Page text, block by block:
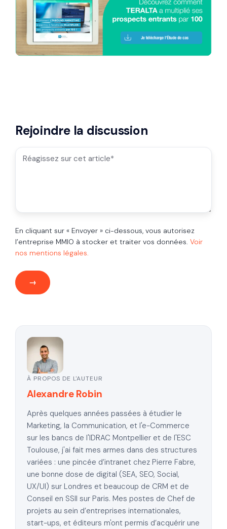
Rejoindre la discussion
En cliquant sur « Envoyer » ci-dessous, vous autorisez
l’entreprise MMIO à stocker et traiter vos données. Voir
nos mentions légales.
À PROPOS DE L'AUTEUR
Alexandre Robin
Après quelques années passées à étudier le
Marketing, la Communication, et l'e-Commerce
sur les bancs de l'IDRAC Montpellier et de l'ESC
Toulouse, j'ai fait mes armes dans des structures
variées : une pincée d’intranet chez Pierre Fabre,
une bonne dose de digital (SEA, SEO, Social,
UX/UI) sur Londres et beaucoup de CRM et de
Conseil en SSII sur Paris. Mes postes de Chef de
projets au sein d’entreprises internationales,
start-ups, et éditeurs m'ont permis d’acquérir une